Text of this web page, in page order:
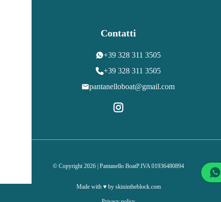
Contatti
+39 328 311 3505
+39 328 311 3505
pantanelloboat@gmail.com
© Copyright 2026 | Pantanello BoatP.IVA 01936480894
Made with ♥ by skinintheblock.com